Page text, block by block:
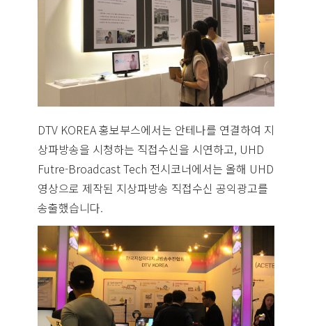
DTV KOREA 홍보부스에서는 안테나를 연결하여 지
상파방송을 시청하는 직접수신을 시연하고, UHD
Futre-Broadcast Tech 전시코너에서는 올해 UHD
영상으로 제작된 지상파방송 직접수신 공익광고를
송출했습니다.